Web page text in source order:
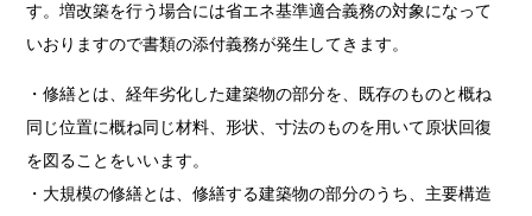
す。増改築を行う場合には省エネ基準適合義務の対象になって
いおりますので書類の添付義務が発生してきます。
・修繕とは、経年劣化した建築物の部分を、既存のものと概ね
同じ位置に概ね同じ材料、形状、寸法のものを用いて原状回復
を図ることをいいます。
・大規模の修繕とは、修繕する建築物の部分のうち、主要構造